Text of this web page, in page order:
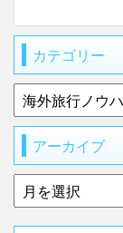
カテゴリー
アーカイブ